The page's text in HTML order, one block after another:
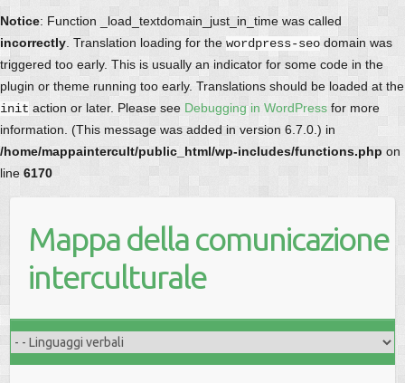
Notice: Function _load_textdomain_just_in_time was called
incorrectly . Translation loading for the wordpress-seo domain was
triggered too early. This is usually an indicator for some code in the
plugin or theme running too early. Translations should be loaded at the
init action or later. Please see Debugging in WordPress for more
information. (This message was added in version 6.7.0.) in
/home/mappaintercult/public_html/wp-includes/functions.php on
line 6170
Mappa della comunicazione
interculturale